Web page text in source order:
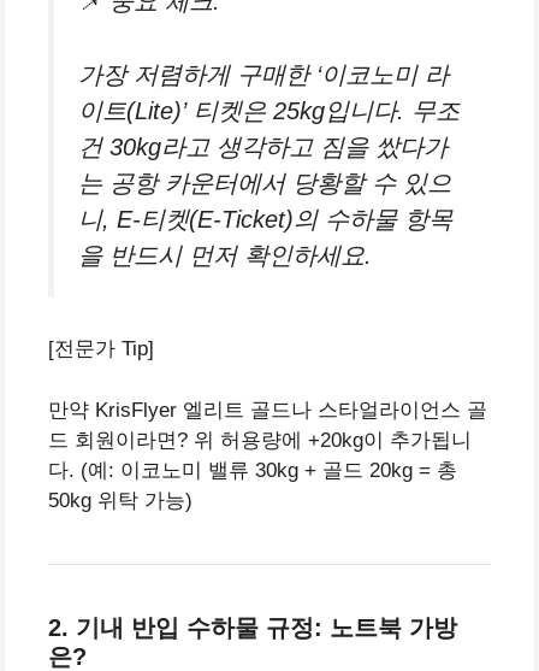
가장 저렴하게 구매한 ‘이코노미 라
이트(Lite)’ 티켓은 25kg입니다. 무조
건 30kg라고 생각하고 짐을 쌌다가
는 공항 카운터에서 당황할 수 있으
니, E-티켓(E-Ticket)의 수하물 항목
을 반드시 먼저 확인하세요.
[전문가 Tip]
만약 KrisFlyer 엘리트 골드나 스타얼라이언스 골
드 회원이라면? 위 허용량에 +20kg이 추가됩니
다. (예: 이코노미 밸류 30kg + 골드 20kg = 총
50kg 위탁 가능)
2. 기내 반입 수하물 규정: 노트북 가방
은?